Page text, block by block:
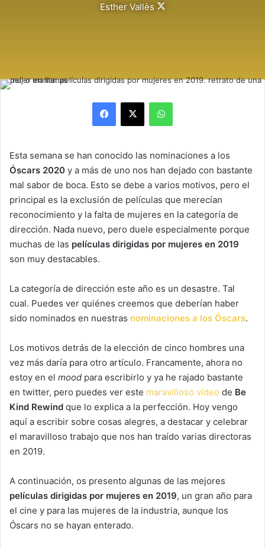
Esther Vallès
Follow
Facebook
X WhatsApp
Esta semana se han conocido las nominaciones a los
Óscars 2020 y a más de uno nos han dejado con bastante
mal sabor de boca. Esto se debe a varios motivos, pero el
principal es la exclusión de películas que merecían
reconocimiento y la falta de mujeres en la categoría de
dirección. Nada nuevo, pero duele especialmente porque
muchas de las películas dirigidas por mujeres en 2019
son muy destacables.
La categoría de dirección este año es un desastre. Tal
cual. Puedes ver quiénes creemos que deberían haber
sido nominados en nuestras nominaciones a los Óscars.
Los motivos detrás de la elección de cinco hombres una
vez más daría para otro artículo. Francamente, ahora no
estoy en el mood para escribirlo y ya he rajado bastante
en twitter, pero puedes ver este maravilloso vídeo de Be
Kind Rewind que lo explica a la perfección. Hoy vengo
aquí a escribir sobre cosas alegres, a destacar y celebrar
el maravilloso trabajo que nos han traído varias directoras
en 2019.
A continuación, os presento algunas de las mejores
películas dirigidas por mujeres en 2019, un gran año para
el cine y para las mujeres de la industria, aunque los
Óscars no se hayan enterado.